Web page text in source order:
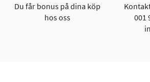
Du får bonus på dina köp
hos oss
001